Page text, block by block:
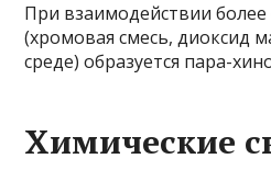
При взаимодействии
(хромовая смесь, диоксид
среде) образуется пара-
Химические